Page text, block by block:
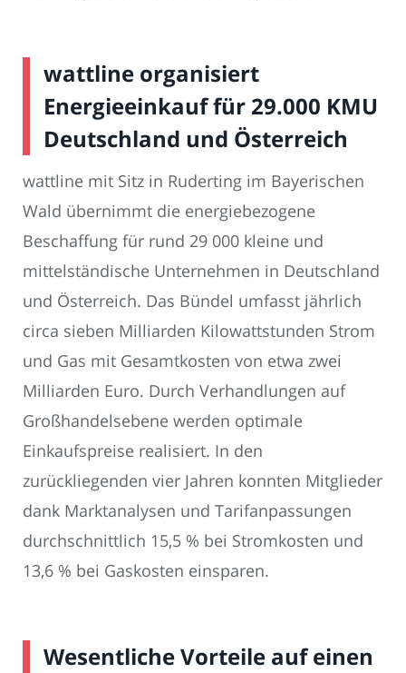
wattline organisiert
Energieeinkauf für 29.000 KMU
Deutschland und Österreich
wattline mit Sitz in Ruderting im Bayerischen
Wald übernimmt die energiebezogene
Beschaffung für rund 29 000 kleine und
mittelständische Unternehmen in Deutschland
und Österreich. Das Bündel umfasst jährlich
circa sieben Milliarden Kilowattstunden Strom
und Gas mit Gesamtkosten von etwa zwei
Milliarden Euro. Durch Verhandlungen auf
Großhandelsebene werden optimale
Einkaufspreise realisiert. In den
zurückliegenden vier Jahren konnten Mitglieder
dank Marktanalysen und Tarifanpassungen
durchschnittlich 15,5 % bei Stromkosten und
13,6 % bei Gaskosten einsparen.
Wesentliche Vorteile auf einen